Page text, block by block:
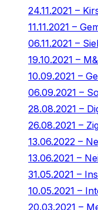
24.11.2021 –
11.11.2021 –
06.11.2021 –
19.10.2021 –
10.09.2021 –
06.09.2021 –
28.08.2021 –
26.08.2021 –
13.06.2022 –
13.06.2021 –
31.05.2021 –
10.05.2021 –
20.03.2021 –